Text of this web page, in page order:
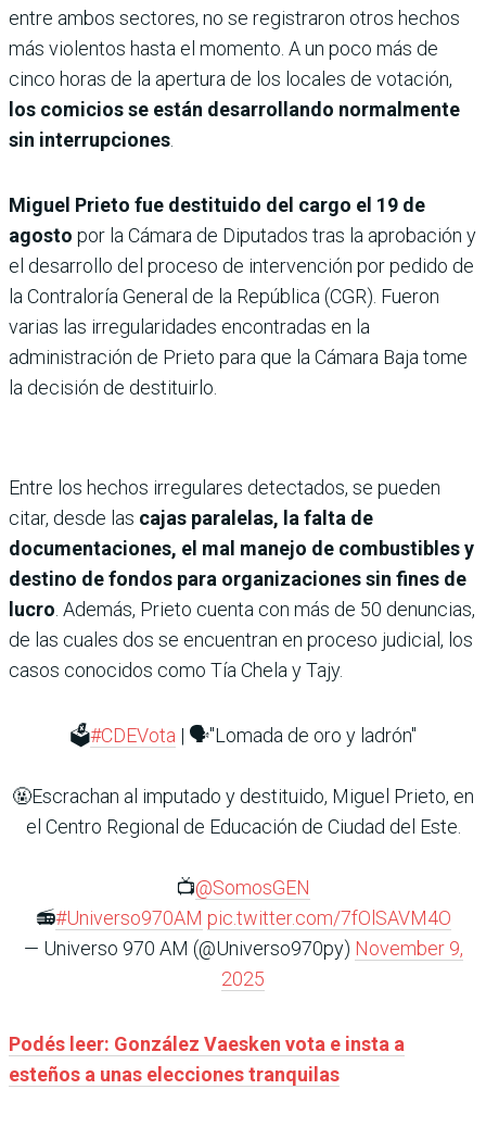
entre ambos sectores, no se registraron otros hechos
más violentos hasta el momento. A un poco más de
cinco horas de la apertura de los locales de votación,
los comicios se están desarrollando normalmente
sin interrupciones
Miguel Prieto fue destituido del cargo el 19 de
agosto por la Cámara de Diputados tras la aprobación y
el desarrollo del proceso de intervención por pedido de
la Contraloría General de la República (CGR). Fueron
varias las irregularidades encontradas en la
administración de Prieto para que la Cámara Baja tome
la decisión de destituirlo.
Entre los hechos irregulares detectados, se pueden
citar, desde las cajas paralelas, la falta de
documentaciones, el mal manejo de combustibles y
destino de fondos para organizaciones sin fines de
lucro . Además, Prieto cuenta con más de 50 denuncias,
de las cuales dos se encuentran en proceso judicial, los
casos conocidos como Tía Chela y Tajy.
🗳️#CDEVota | 🗣️"Lomada de oro y ladrón"
🤬Escrachan al imputado y destituido, Miguel Prieto, en
el Centro Regional de Educación de Ciudad del Este.
📺@SomosGEN
📻#Universo970AM pic.twitter.com/7fOlSAVM4O
— Universo 970 AM (@Universo970py) November 9,
2025
Podés leer: González Vaesken vota e insta a
esteños a unas elecciones tranquilas